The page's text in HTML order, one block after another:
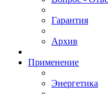
Гарантия
Архив
Применение
Энергетика